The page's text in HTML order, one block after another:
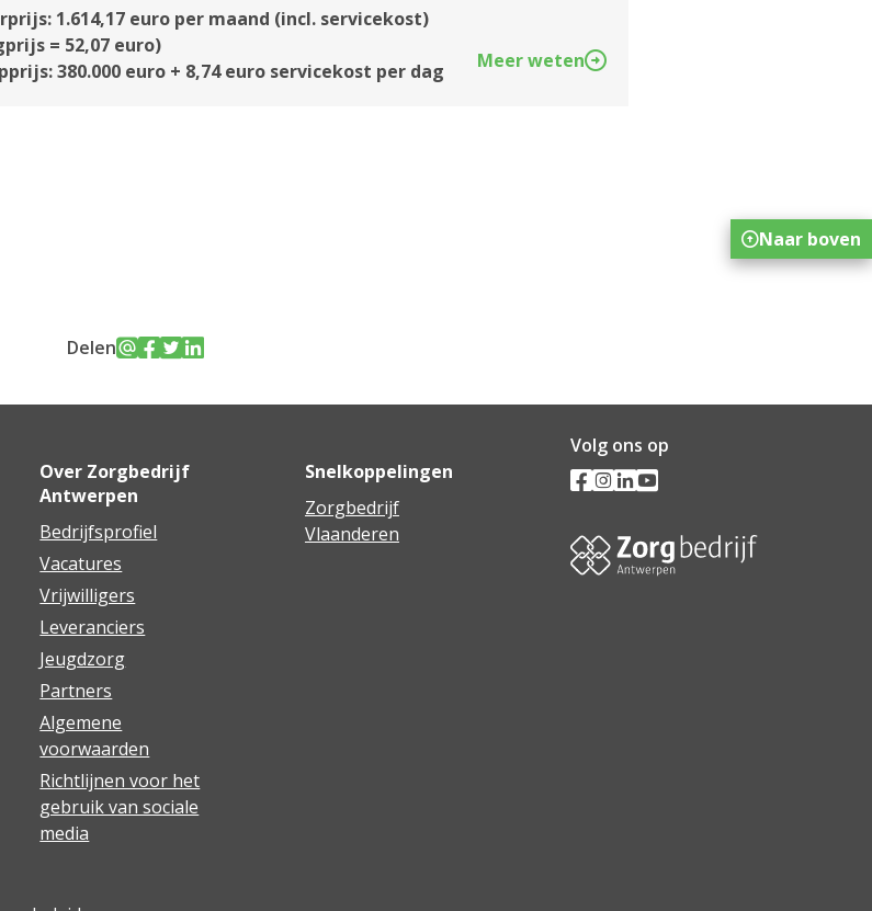
1.614,17 euro per maand (incl. servicekost)
= 52,07 euro)
380.000 euro + 8,74 euro servicekost per dag
Meer weten
Delen
Over Zorgbedrijf
Antwerpen
Bedrijfsprofiel
Vacatures
Vrijwilligers
Leveranciers
Jeugdzorg
Partners
Algemene
voorwaarden
Richtlijnen voor het
gebruik van sociale
media
Snelkoppelingen
Zorgbedrijf
Vlaanderen
Volg ons op
Naar boven